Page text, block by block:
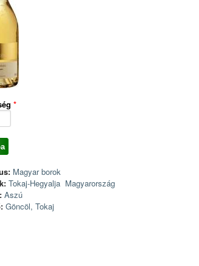
*
Magyar borok
Tokaj-Hegyalja Magyarország
Aszú
Göncöl, Tokaj